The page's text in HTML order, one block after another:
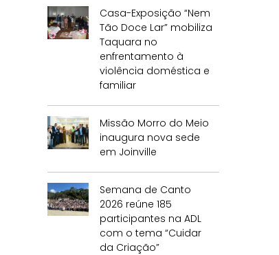
Casa-Exposição “Nem
Tão Doce Lar” mobiliza
Taquara no
enfrentamento à
violência doméstica e
familiar
Missão Morro do Meio
inaugura nova sede
em Joinville
Semana de Canto
2026 reúne 185
participantes na ADL
com o tema “Cuidar
da Criação”